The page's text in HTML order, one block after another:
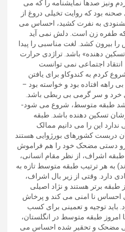
ونیز صدها نمایشنامه را که می
بود که روایت تخیلی دروغ از
به نفرت کشید، احساس می
که طفره زن است. دلش نمی آید
بیرون کشد. لغت مناسبی را پیدا
دهنده» باشد. تراژدی حرارت
اجتماعی نمی توانست
کردم به کندوکاو برای یافتن
بی راهه افتاده بود و خواسته بود –
خرد و سر گرمی بی ربطی باشد.
طبقه متوسط، شروع می شود-
تسکین دهنده باشد. طبقه
این را می دانیم ممالک
دربست کشورهای بورژوایی هستند
دستی مضحک خود را هم فراموش
اشراف، از نظر مقام انسانی،
به هر ترتیب طبقه متوسط تازه به
دارد. وقتی از زیر بال اشراف،
طبقه برتر هستند و نژاد اصیلی
احساس نا امنی می کند و پرخاش
توجیه و تعمینی برای کسب
امروز طبقه متوسط در انگلستان،
کمی مضحک و تحقیر شده احساس می